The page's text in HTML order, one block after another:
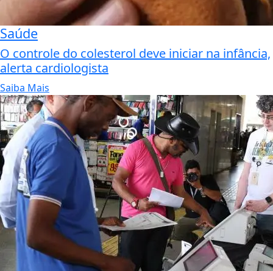
Saúde
O controle do colesterol deve iniciar na infância,
alerta cardiologista
Saiba Mais